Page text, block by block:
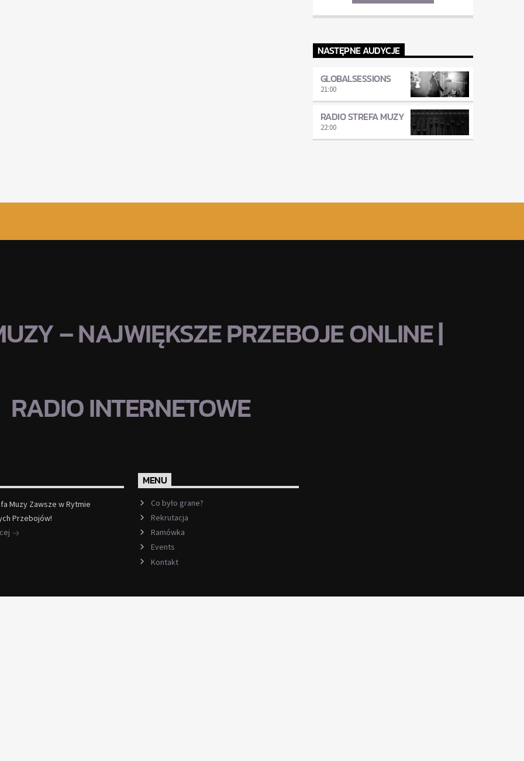
NASTĘPNE AUDYCJE
GLOBALSESSIONS
21:00
RADIO STREFA MUZY
22:00
– NAJWIĘKSZE PRZEBOJE ONLINE |
RADIO INTERNETOWE
Muzy Zawsze w Rytmie
Przebojów!
MENU
Co było grane?
Rekrutacja
Ramówka
Events
Kontakt